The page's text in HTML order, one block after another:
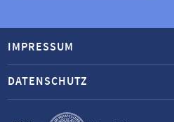
Service-
IMPRESSUM
DATENSCHUTZ